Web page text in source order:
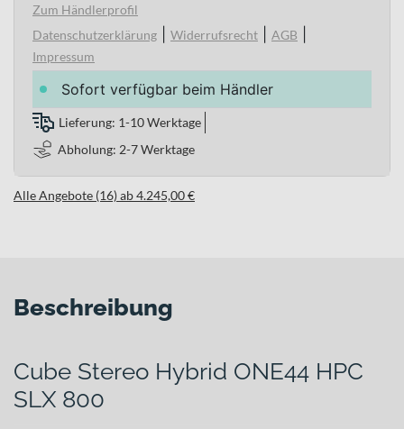
Zum Händlerprofil
Datenschutzerklärung
Widerrufsrecht AGB
Impressum
Sofort verfügbar beim Händler
Lieferung: 1-10 Werktage
Abholung: 2-7 Werktage
Alle Angebote (16) ab 4.245,00 €
Beschreibung
Cube Stereo Hybrid ONE44 HPC
SLX 800